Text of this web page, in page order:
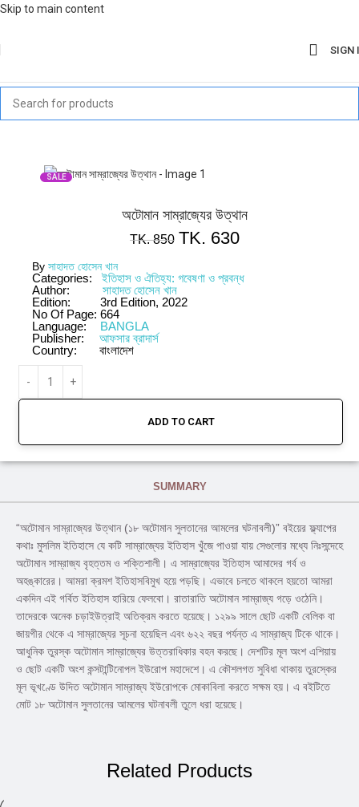
Skip to main content
SIGN
SALE
অটোমান সাম্রাজ্যের উত্থান
TK.850 TK. 630
By সাহাদত হোসেন খান
Categories:
ইতিহাস ও ঐতিহ্য: গবেষণা ও প্রবন্ধ
Author:
সাহাদত হোসেন খান
Edition:
3rd Edition, 2022
No Of Page: 664
Language:
BANGLA
Publisher:
আফসার ব্রাদার্স
Country:
বাংলাদেশ
ADD TO CART
SUMMARY
“অটোমান সাম্রাজ্যের উত্থান (১৮ অটোমান সুলতানের আমলের ঘটনাবলী)” বইয়ের ফ্ল্যাপের
কথাঃ মুসলিম ইতিহাসে যে কটি সাম্রাজ্যের ইতিহাস খুঁজে পাওয়া যায় সেগুলোর মধ্যে নিঃসন্দেহে
অটোমান সাম্রাজ্য বৃহত্তম ও শক্তিশালী। এ সাম্রাজ্যের ইতিহাস আমাদের গর্ব ও
অহঙ্কারের। আমরা ক্রমশ ইতিহাসবিমুখ হয়ে পড়ছি। এভাবে চলতে থাকলে হয়তো আমরা
একদিন এই গর্বিত ইতিহাস হারিয়ে ফেলবো। রাতারাতি অটোমান সাম্রাজ্য গড়ে ওঠেনি।
তাদেরকে অনেক চড়াইউত্রাই অতিক্রম করতে হয়েছে। ১২৯৯ সালে ছোট একটি বেলিক বা
জায়গীর থেকে এ সাম্রাজ্যের সূচনা হয়েছিল এবং ৬২২ বছর পর্যন্ত এ সাম্রাজ্য টিকে থাকে।
আধুনিক তুরস্ক অটোমান সাম্রাজ্যের উত্তরাধিকার বহন করছে। দেশটির মূল অংশ এশিয়ায়
ও ছোট একটি অংশ কন্সটান্টিনোপল ইউরোপ মহাদেশে। এ কৌশলগত সুবিধা থাকায় তুরস্কের
মূল ভূখণ্ডে উদিত অটোমান সাম্রাজ্য ইউরোপকে মোকাবিলা করতে সক্ষম হয়। এ বইটিতে
মোট ১৮ অটোমান সুলতানের আমলের ঘটনাবলী তুলে ধরা হয়েছে।
Related Products